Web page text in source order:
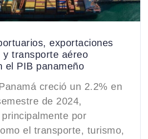
exportaciones
y transporte aéreo
el PIB panameño
creció un 2.2% en
de 2024,
por
el transporte, turismo,